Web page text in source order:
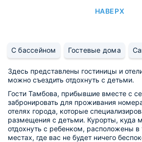
НАВЕРХ
С бассейном Гостевые дома
Здесь представлены гостиницы и
можно съездить отдохнуть с детьми.
Гости Тамбова, прибывшие вместе с
забронировать для проживания
отелях города, которые
размещения с детьми. Курорты, куда
отдохнуть с ребенком, расположены в
местах, где вас не будет ничего